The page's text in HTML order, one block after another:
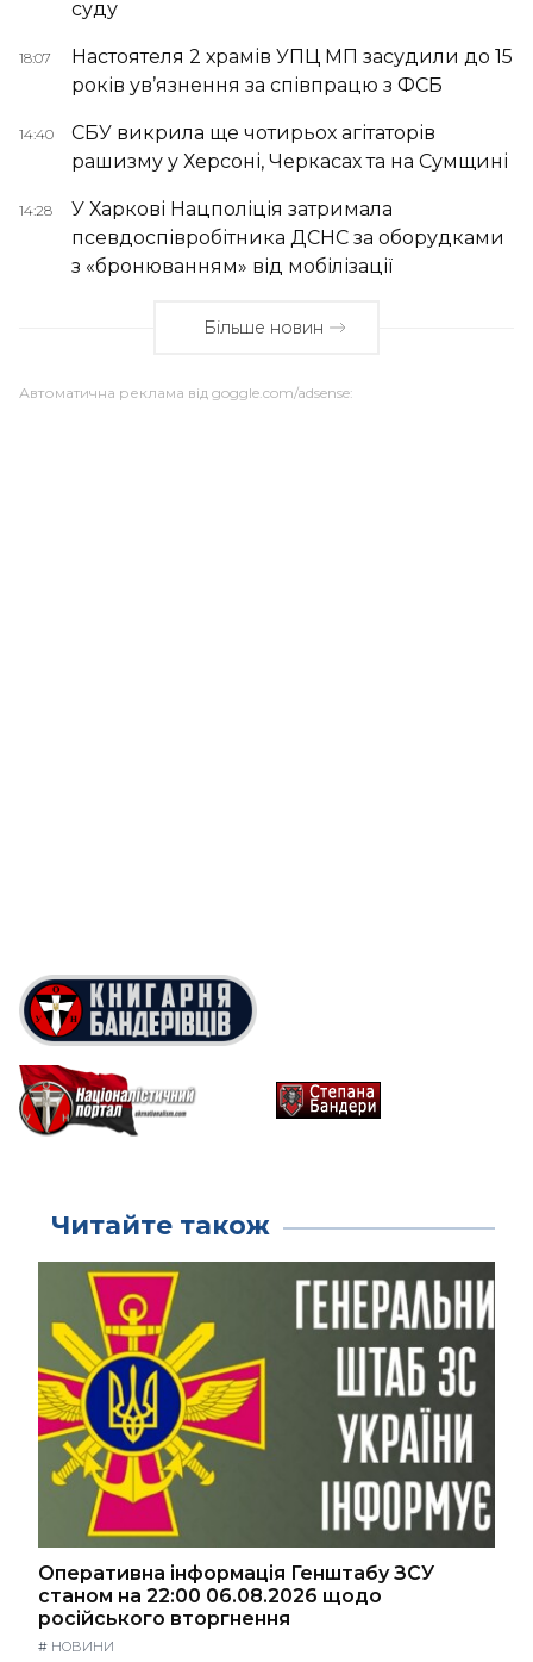
суду
18:07
Настоятеля 2 храмів УПЦ МП засудили до 15
років ув’язнення за співпрацю з ФСБ
14:40
СБУ викрила ще чотирьох агітаторів
рашизму у Херсоні, Черкасах та на Сумщині
14:28
У Харкові Нацполіція затримала
псевдоспівробітника ДСНС за оборудками
з «бронюванням» від мобілізації
Більше новин
Автоматична реклама від goggle.com/adsense:
Читайте також
Оперативна інформація Генштабу ЗСУ
станом на 22:00 06.08.2026 щодо
російського вторгнення
# НОВИНИ